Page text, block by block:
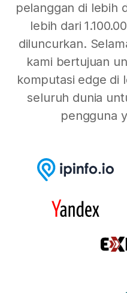
pelanggan di lebih
lebih dari
diluncurkan.
kami bertujuan
komputasi edge di
seluruh dunia
pengguna